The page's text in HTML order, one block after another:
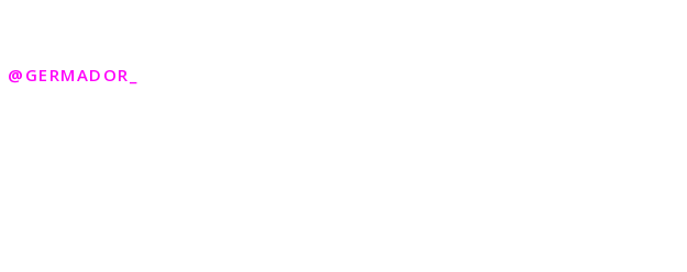
@GERMADOR_